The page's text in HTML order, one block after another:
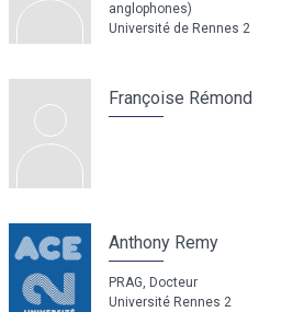
anglophones)
Université de Rennes 2
Françoise Rémond
Anthony Remy
PRAG, Docteur
Université Rennes 2